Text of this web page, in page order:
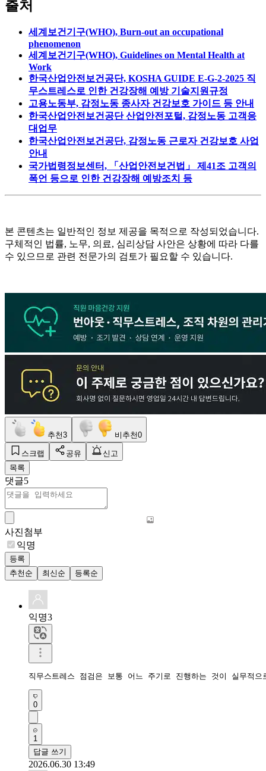
출처
세계보건기구(WHO), Burn-out an occupational
phenomenon
세계보건기구(WHO), Guidelines on Mental Health at
Work
한국산업안전보건공단, KOSHA GUIDE E-G-2-2025 직
무스트레스로 인한 건강장해 예방 기술지원규정
고용노동부, 감정노동 종사자 건강보호 가이드 등 안내
한국산업안전보건공단 산업안전포털, 감정노동 고객응
대업무
한국산업안전보건공단, 감정노동 근로자 건강보호 사업
안내
국가법령정보센터, 「산업안전보건법」 제41조 고객의
폭언 등으로 인한 건강장해 예방조치 등
본 콘텐츠는 일반적인 정보 제공을 목적으로 작성되었습니다.
구체적인 법률, 노무, 의료, 심리상담 사안은 상황에 따라 다를
수 있으므로 관련 전문가의 검토가 필요할 수 있습니다.
추천3 비추천0
스크랩 공유
신고
목록
댓글5
사진첨부
익명
등록
추천순
최신순 등록순
익명3
직무스트레스 점검은 보통 어느 주기로 진행하는 것이 실무적으
0
1
답글 쓰기
2026.06.30 13:49